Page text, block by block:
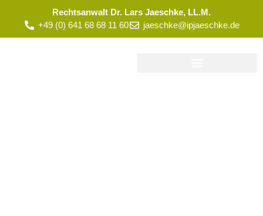
Rechtsanwalt Dr. Lars Jaeschke, LL.M.
+49 (0) 641 68 68 11 60
jaeschke@ipjaeschke.de